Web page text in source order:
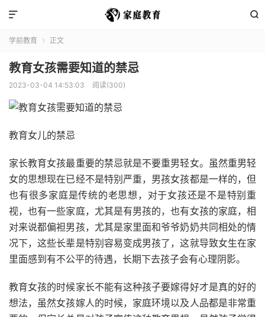


学前教育  正文
教育女孩需要知道的禁忌
2023-03-04 14:53:03 阅读(300)
教育女儿的禁忌
家长教育女孩最重要的禁忌就是不要重男轻女。虽然重男轻
女的思想现在已经不是特别严重，男孩女孩都是一样的，但
也有很多家庭是传统的老思想，对于女孩还是不是特别重
视，也有一些家庭，尤其是有男孩的，也有女孩的家庭，相
对来说都偏袒男孩，尤其是家里面和爷爷奶奶共同相处的情
况下，这些长辈是特别容易变成男孩了，这就导致女生在家
里面感到有不公平的待遇，长期下去孩子会有心理阴影。
教育女孩的时候家长不能有这种孩子要嫁得好才是真的好的
想法，虽然女孩嫁人的时候，家庭环境以及人品都是非常重